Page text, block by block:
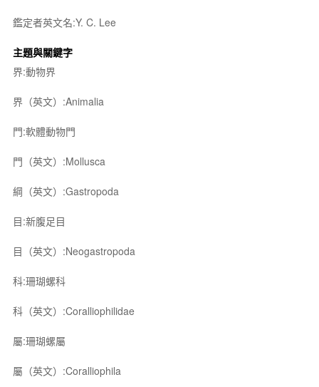
鑑定者英文名:Y. C. Lee
主題與關鍵字
界:動物界
界（英文）:Animalia
門:軟體動物門
門（英文）:Mollusca
綱（英文）:Gastropoda
目:新腹足目
目（英文）:Neogastropoda
科:珊瑚螺科
科（英文）:Coralliophilidae
屬:珊瑚螺屬
屬（英文）:Coralliophila